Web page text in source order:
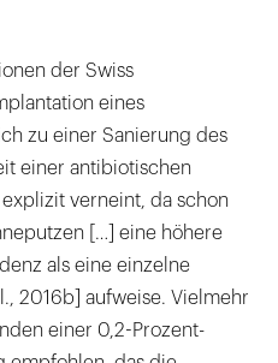
der Swiss
eines
zu einer Sanierung des
einer antibiotischen
verneint, da schon
[…] eine höhere
als eine einzelne
2016b] aufweise. Vielmehr
einer 0,2-Prozent-